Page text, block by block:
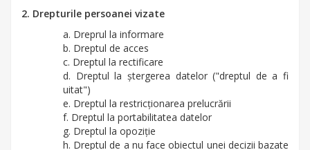
2. Drepturile persoanei vizate
a. Dreprul la informare
b. Dreptul de acces
c. Dreptul la rectificare
d. Dreptul la ştergerea datelor ("dreptul de a fi
uitat")
e. Dreptul la restricţionarea prelucrării
f. Dreptul la portabilitatea datelor
g. Dreptul la opoziţie
h. Dreptul de a nu face obiectul unei decizii bazate